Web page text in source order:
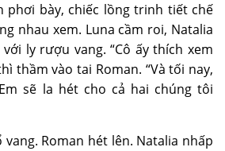
phơi bày, chiếc lồng trinh tiết chế
nhau xem. Luna cầm roi, Natalia
ly rượu vang. “Cô ấy thích xem
thầm vào tai Roman. “Và tối nay,
sẽ la hét cho cả hai chúng tôi
Roman hét lên. Natalia nhấp